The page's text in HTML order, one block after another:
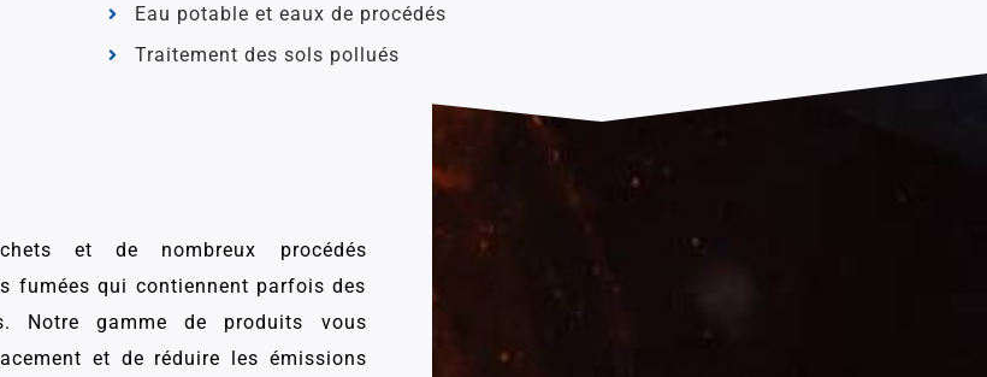
Eau potable et eaux de procédés
Traitement des sols pollués
et de nombreux procédés
fumées qui contiennent parfois des
Notre gamme de produits vous
et de réduire les émissions